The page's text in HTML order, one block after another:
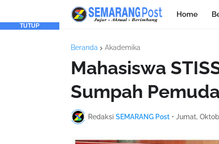
Home
Beranda Akademika
Mahasiswa
Sumpah Pemuda
Redaksi SEMARANG Post • Jumat,
TUTUP